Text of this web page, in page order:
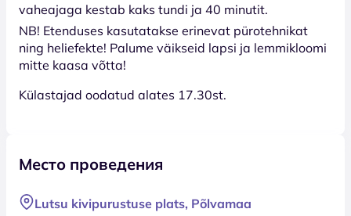
vaheajaga kestab kaks tundi ja 40 minutit.
NB! Etenduses kasutatakse erinevat pürotehnikat
ning heliefekte! Palume väikseid lapsi ja lemmikloomi
mitte kaasa võtta!
Külastajad oodatud alates 17.30st.
Место проведения
Lutsu kivipurustuse plats, Põlvamaa